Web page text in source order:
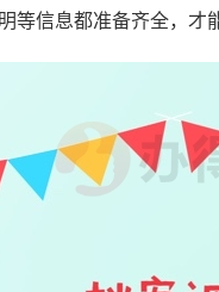
等信息都准备齐全，才